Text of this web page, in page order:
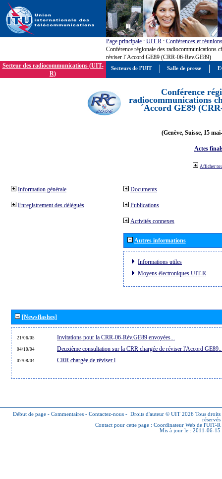
Page principale : UIT-R : Conférences et réunions
Conférence régionale des radiocommunications
réviser l´Accord GE89 (CRR-06-Rev.GE89)
Secteur des radiocommunications (UIT-
R)
Conférence
radiocommunications
´Accord GE89
(Genève, Suisse, 15
Actes
Afficher
Information générale
Enregistrement des délégués
Documents
Publications
Activités connexes
Autres informations
Informations utiles
Moyens électroniques UIT-R
[Newsflashes]
21/06/05 Invitations pour la CRR-06-Rév.GE89 envoyées...
04/10/04 Deuxième consultation sur la CRR chargée de réviser l'Accord
02/08/04 CRR chargée de réviser l
Début de page - Commentaires - Contactez-nous - Droits d'auteur © UIT 2026 Tous droits
réservés
Contact pour cette page : Coordinateur Web de l'UIT-R
Mis à jour le : 2011-06-15
Secteurs de l'UIT Salle de presse